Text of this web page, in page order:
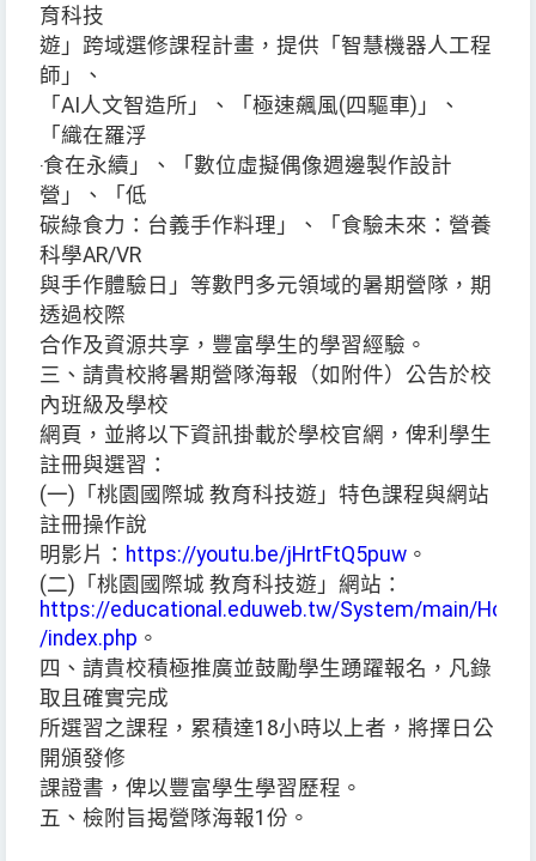
育科技
遊」跨域選修課程計畫，提供「智慧機器人工程
師」、
「AI人文智造所」、「極速飆風(四驅車)」、
「織在羅浮
‧食在永續」、「數位虛擬偶像週邊製作設計
營」、「低
碳綠食力：台義手作料理」、「食驗未來：營養
科學AR/VR
與手作體驗日」等數門多元領域的暑期營隊，期
透過校際
合作及資源共享，豐富學生的學習經驗。
三、請貴校將暑期營隊海報（如附件）公告於校
內班級及學校
網頁，並將以下資訊掛載於學校官網，俾利學生
註冊與選習：
(一)「桃園國際城 教育科技遊」特色課程與網站
註冊操作說
明影片： https://youtu.be/jHrtFtQ5puw 。
(二)「桃園國際城 教育科技遊」網站：
https://educational.eduweb.tw/System/main/Home
/index.php 。
四、請貴校積極推廣並鼓勵學生踴躍報名，凡錄
取且確實完成
所選習之課程，累積達18小時以上者，將擇日公
開頒發修
課證書，俾以豐富學生學習歷程。
五、檢附旨揭營隊海報1份。